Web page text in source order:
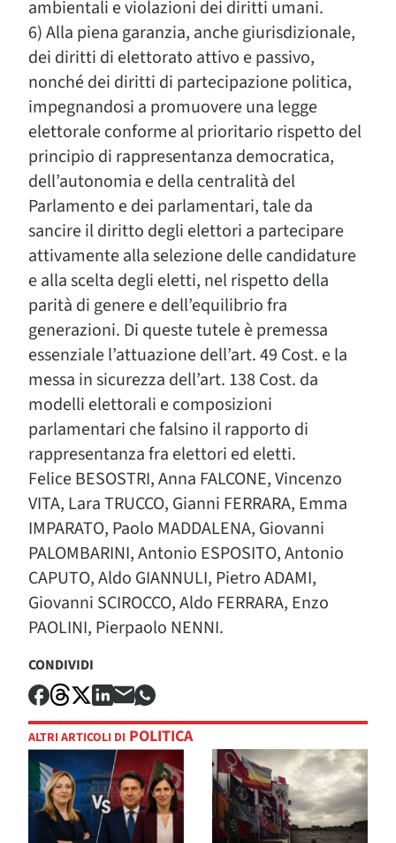
ambientali e violazioni dei diritti umani.
6) Alla piena garanzia, anche giurisdizionale,
dei diritti di elettorato attivo e passivo,
nonché dei diritti di partecipazione politica,
impegnandosi a promuovere una legge
elettorale conforme al prioritario rispetto del
principio di rappresentanza democratica,
dell’autonomia e della centralità del
Parlamento e dei parlamentari, tale da
sancire il diritto degli elettori a partecipare
attivamente alla selezione delle candidature
e alla scelta degli eletti, nel rispetto della
parità di genere e dell’equilibrio fra
generazioni. Di queste tutele è premessa
essenziale l’attuazione dell’art. 49 Cost. e la
messa in sicurezza dell’art. 138 Cost. da
modelli elettorali e composizioni
parlamentari che falsino il rapporto di
rappresentanza fra elettori ed eletti.
Felice BESOSTRI, Anna FALCONE, Vincenzo
VITA, Lara TRUCCO, Gianni FERRARA, Emma
IMPARATO, Paolo MADDALENA, Giovanni
PALOMBARINI, Antonio ESPOSITO, Antonio
CAPUTO, Aldo GIANNULI, Pietro ADAMI,
Giovanni SCIROCCO, Aldo FERRARA, Enzo
PAOLINI, Pierpaolo NENNI.
CONDIVIDI
ALTRI ARTICOLI DI POLITICA